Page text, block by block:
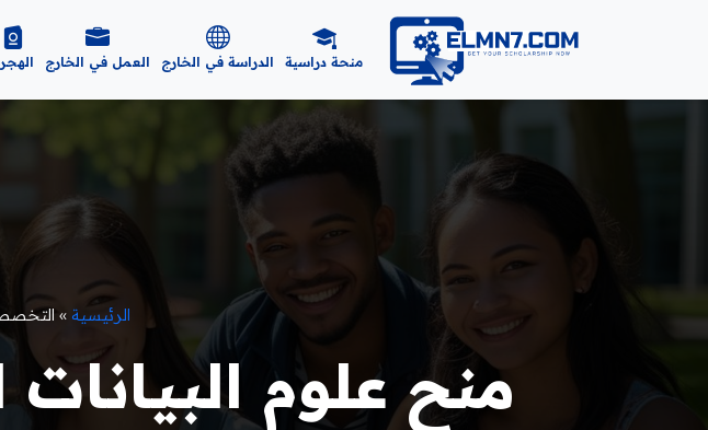
منحة دراسية الدراسة في الخارج العمل في الخارج
الرئيسية »
منح علوم البيانات